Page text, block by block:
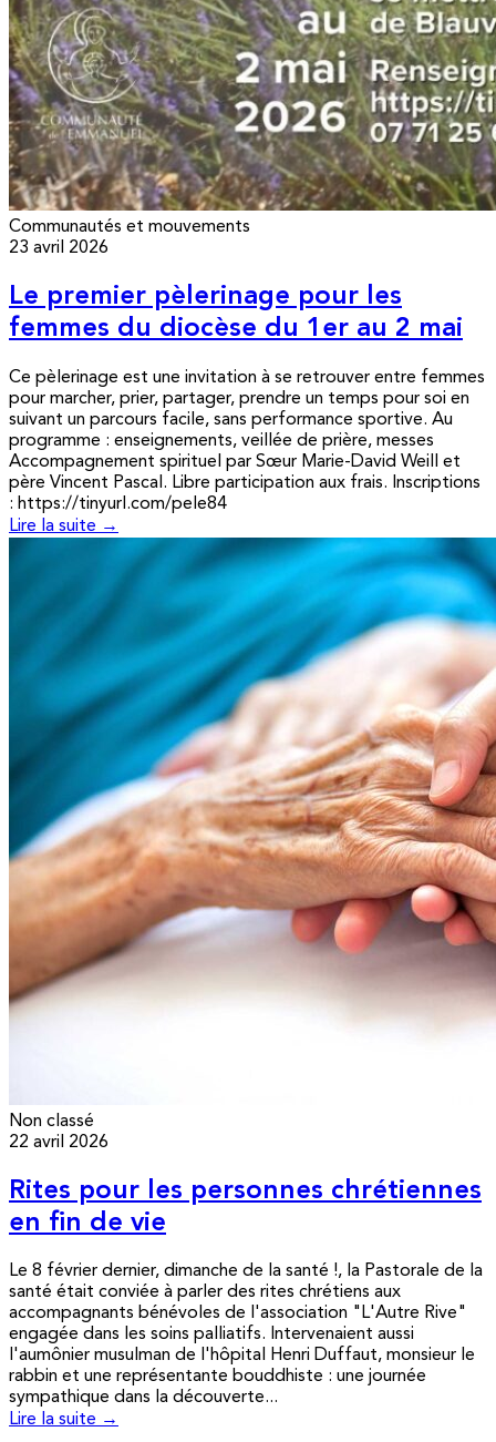
Communautés et mouvements
23 avril 2026
Le premier pèlerinage pour les
femmes du diocèse du 1er au 2 mai
Ce pèlerinage est une invitation à se retrouver entre femmes
pour marcher, prier, partager, prendre un temps pour soi en
suivant un parcours facile, sans performance sportive. Au
programme : enseignements, veillée de prière, messes
Accompagnement spirituel par Sœur Marie-David Weill et
père Vincent Pascal. Libre participation aux frais. Inscriptions
: https://tinyurl.com/pele84
Lire la suite →
Non classé
22 avril 2026
Rites pour les personnes chrétiennes
en fin de vie
Le 8 février dernier, dimanche de la santé !, la Pastorale de la
santé était conviée à parler des rites chrétiens aux
accompagnants bénévoles de l'association "L'Autre Rive"
engagée dans les soins palliatifs. Intervenaient aussi
l'aumônier musulman de l'hôpital Henri Duffaut, monsieur le
rabbin et une représentante bouddhiste : une journée
sympathique dans la découverte...
Lire la suite →